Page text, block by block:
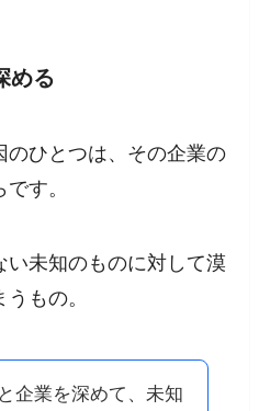
める
ひとつは、 その企業の
です。
未知のものに対して漠
もの。
企業を深めて、未知